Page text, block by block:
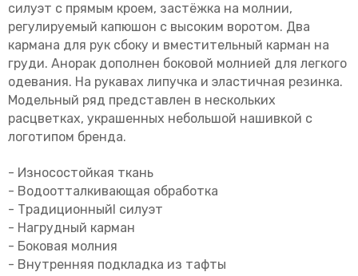
силуэт с прямым кроем, застёжка на молнии,
регулируемый капюшон с высоким воротом. Два
кармана для рук сбоку и вместительный карман на
груди. Анорак дополнен боковой молнией для легкого
одевания. На рукавах липучка и эластичная резинка.
Модельный ряд представлен в нескольких
расцветках, украшенных небольшой нашивкой с
логотипом бренда.
- Износостойкая ткань
- Водоотталкивающая обработка
- Традиционныйl силуэт
- Нагрудный карман
- Боковая молния
- Внутренняя подкладка из тафты